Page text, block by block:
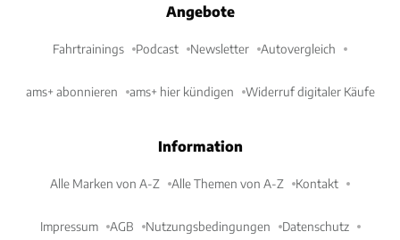
Angebote
Fahrtrainings Podcast Newsletter Autovergleich
ams+ abonnieren ams+ hier kündigen Widerruf digitaler Käufe
Information
Alle Marken von A-Z Alle Themen von A-Z Kontakt
Impressum AGB Nutzungsbedingungen Datenschutz